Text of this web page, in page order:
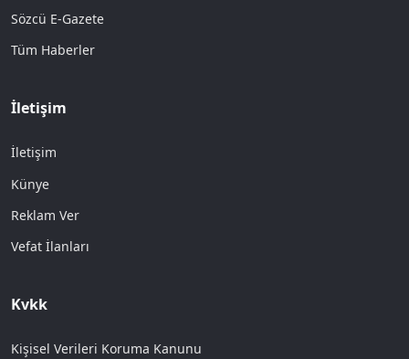
Sözcü E-Gazete
Tüm Haberler
İletişim
İletişim
Künye
Reklam Ver
Vefat İlanları
Kvkk
Kişisel Verileri Koruma Kanunu